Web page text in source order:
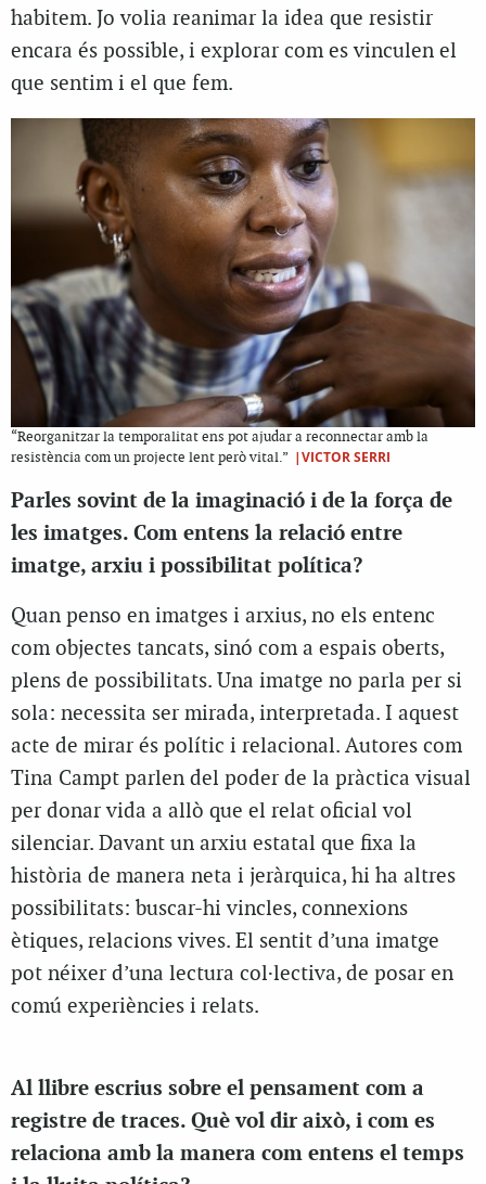
habitem. Jo volia reanimar la idea que resistir
encara és possible, i explorar com es vinculen el
que sentim i el que fem.
“Reorganitzar la temporalitat ens pot ajudar a reconnectar amb la
resistència com un projecte lent però vital.” |VICTOR SERRI
Parles sovint de la imaginació i de la força de
les imatges. Com entens la relació entre
imatge, arxiu i possibilitat política?
Quan penso en imatges i arxius, no els entenc
com objectes tancats, sinó com a espais oberts,
plens de possibilitats. Una imatge no parla per si
sola: necessita ser mirada, interpretada. I aquest
acte de mirar és polític i relacional. Autores com
Tina Campt parlen del poder de la pràctica visual
per donar vida a allò que el relat oficial vol
silenciar. Davant un arxiu estatal que fixa la
història de manera neta i jeràrquica, hi ha altres
possibilitats: buscar-hi vincles, connexions
ètiques, relacions vives. El sentit d’una imatge
pot néixer d’una lectura col·lectiva, de posar en
comú experiències i relats.
Al llibre escrius sobre el pensament com a
registre de traces. Què vol dir això, i com es
relaciona amb la manera com entens el temps